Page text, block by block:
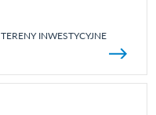
TERENY INWESTYCYJNE